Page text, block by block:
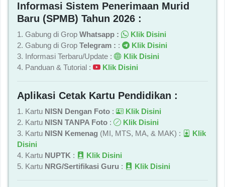
Informasi Sistem Penerimaan Murid
Baru (SPMB) Tahun 2026 :
1. Gabung di Grop Whatsapp :
Klik Disini
2. Gabung di Grop Telegram : :
Klik Disini
3. Informasi Terbaru/Update :
Klik Disini
4. Panduan & Tutorial :
Klik Disini
Aplikasi Cetak Kartu Pendidikan :
1. Kartu NISN Dengan Foto :
Klik Disini
2. Kartu NISN TANPA Foto :
Klik Disini
3. Kartu NISN Kemenag (MI, MTS, MA, & MAK) :
Klik
Disini
4. Kartu NUPTK :
Klik Disini
5. Kartu NRG/Sertifikasi Guru : Klik Disini